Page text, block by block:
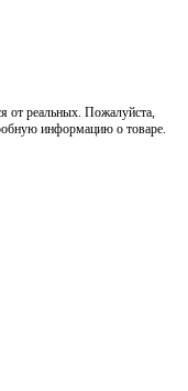
от реальных. Пожалуйста,
информацию о товаре.